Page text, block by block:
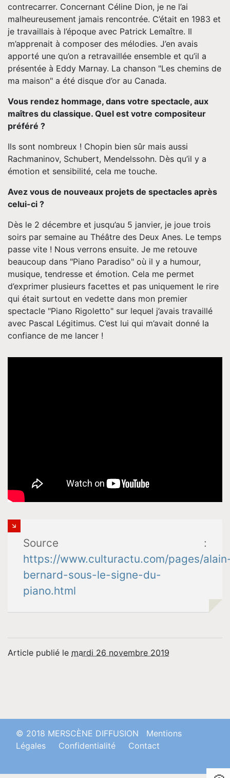
contrecarrer. Concernant Céline Dion, je ne l’ai
malheureusement jamais rencontrée. C’était en 1983 et
je travaillais à l’époque avec Patrick Lemaître. Il
m’apprenait à composer des mélodies. J’en avais
apporté une qu’on a retravaillée ensemble et qu’il a
présentée à Eddy Marnay. La chanson "Les chemins de
ma maison" a été disque d’or au Canada.
Vous rendez hommage, dans votre spectacle, aux
maîtres du classique. Quel est votre compositeur
préféré ?
Ils sont nombreux ! Chopin bien sûr mais aussi
Rachmaninov, Schubert, Mendelssohn. Dès qu’il y a
émotion et sensibilité, cela me touche.
Avez vous de nouveaux projets de spectacles après
celui-ci ?
Dès le 2 décembre et jusqu’au 5 janvier, je joue trois
soirs par semaine au Théâtre des Deux Anes. Le temps
passe vite ! Nous verrons ensuite. Je me retouve
beaucoup dans "Piano Paradiso" où il y a humour,
musique, tendresse et émotion. Cela me permet
d’exprimer plusieurs facettes et pas uniquement le rire
qui était surtout en vedette dans mon premier
spectacle "Piano Rigoletto" sur lequel j’avais travaillé
avec Pascal Légitimus. C’est lui qui m’avait donné la
confiance de me lancer !
Source :
https://www.culturactu.com/pages/
bernard-sous-le-signe-du-
piano.html
Article publié le mardi 26 novembre 2019
© 2018 MERSCÈNE DIFFUSION
Mentions
Légales
Confidentialité Contact